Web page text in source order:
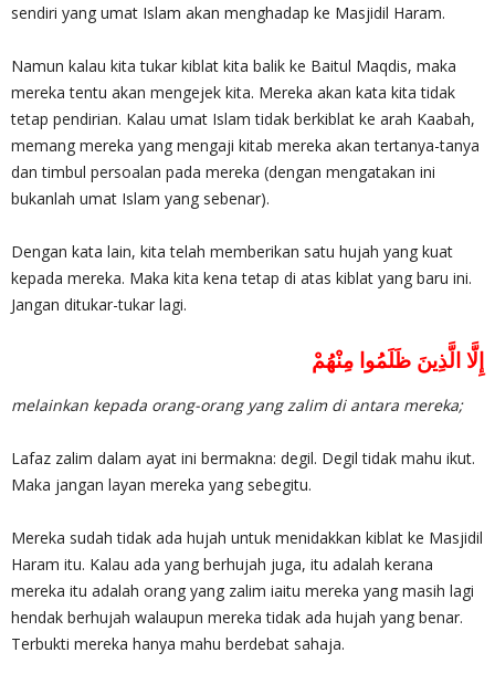
sendiri yang umat Islam akan menghadap ke Masjidil Haram.
Namun kalau kita tukar kiblat kita balik ke Baitul Maqdis, maka
mereka tentu akan mengejek kita. Mereka akan kata kita tidak
tetap pendirian. Kalau umat Islam tidak berkiblat ke arah Kaabah,
memang mereka yang mengaji kitab mereka akan tertanya-tanya
dan timbul persoalan pada mereka (dengan mengatakan ini
bukanlah umat Islam yang sebenar).
Dengan kata lain, kita telah memberikan satu hujah yang kuat
kepada mereka. Maka kita kena tetap di atas kiblat yang baru ini.
Jangan ditukar-tukar lagi.
إِلَّا الَّذِينَ ظَلَمُوا مِنْهُمْ
melainkan kepada orang-orang yang zalim di antara mereka;
Lafaz zalim dalam ayat ini bermakna: degil. Degil tidak mahu ikut.
Maka jangan layan mereka yang sebegitu.
Mereka sudah tidak ada hujah untuk menidakkan kiblat ke Masjidil
Haram itu. Kalau ada yang berhujah juga, itu adalah kerana
mereka itu adalah orang yang zalim iaitu mereka yang masih lagi
hendak berhujah walaupun mereka tidak ada hujah yang benar.
Terbukti mereka hanya mahu berdebat sahaja.